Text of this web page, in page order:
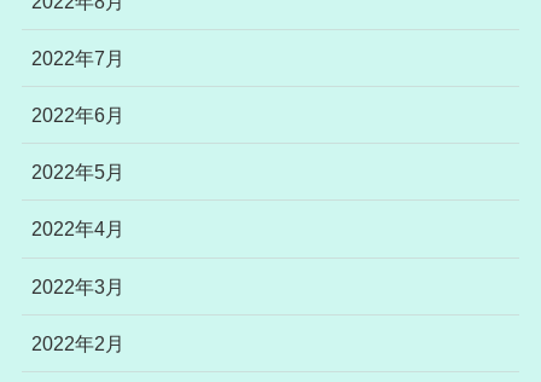
2022年7月
2022年6月
2022年5月
2022年4月
2022年3月
2022年2月